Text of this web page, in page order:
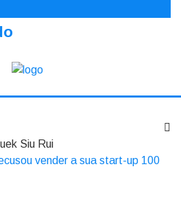
Siu Rui